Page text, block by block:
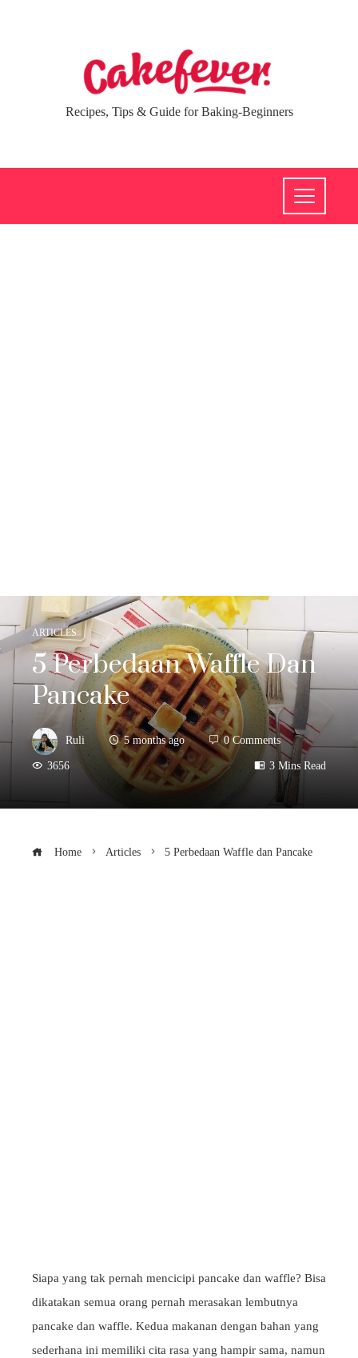
Recipes, Tips & Guide for Baking-Beginners
ARTICLES
5 Perbedaan Waffle Dan
Pancake
Ruli 5 months ago 0 Comments
3656 3 Mins Read
Home Articles 5 Perbedaan Waffle dan Pancake
Siapa yang tak pernah mencicipi pancake dan waffle? Bisa
dikatakan semua orang pernah merasakan lembutnya
pancake dan waffle. Kedua makanan dengan bahan yang
sederhana ini memiliki cita rasa yang hampir sama, namun